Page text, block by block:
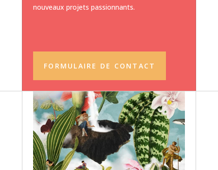
nouveaux projets passionnants.
FORMULAIRE DE CONTACT